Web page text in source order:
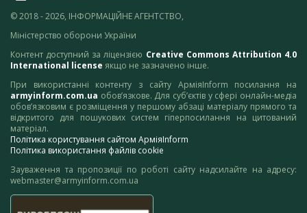
© 2018 - 2026, ІНФОРМАЦІЙНЕ АГЕНТСТВО,
Міністерство оборони України
Контент доступний за ліцензією Creative Commons Attribution 4.0
International license якщо не зазначено інше.
При використанні контенту з сайту АрміяInform посилання на
armyinform.com.ua обов’язкове. Для суб’єктів у сфері онлайн-медіа
обов’язковим є розміщення у першому абзаці матеріалу прямого та
відкритого для пошукових систем гіперпосилання на цитований
матеріал.
Політика користування сайтом АрміяInform
Політика використання файлів cookie
Зауваження та пропозиції по роботі сайту надсилайте на адресу:
webmaster@armyinform.com.ua